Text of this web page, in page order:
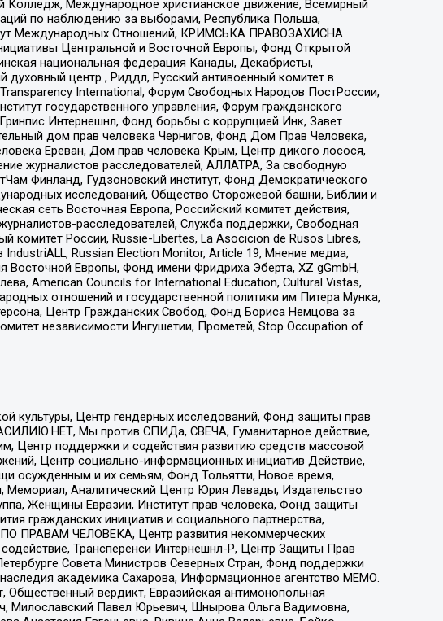
Международное христианское движение, Всемирный
по наблюдению за выборами, Республика Польша,
Международных Отношений, КРИМСЬКА ПРАВОЗАХИСНА
Центральной и Восточной Европы, Фонд Открытой
национальная федерация Канады, Декабристы,
центр , Риддл, Русский антивоенный комитет в
International, Форум Свободных Народов ПостРоссии,
государственного управления, Форум гражданского
Интернешнл, Фонд борьбы с коррупцией Инк, Завет
дом прав человека Чернигов, Фонд Дом Прав Человека,
Ереван, Дом прав человека Крым, Центр дикого лосося,
журналистов расследователей, АЛЛАТРА, За свободную
Финланд, Гудзоновский институт, Фонд Демократического
исследований, Общество Сторожевой башни, Библии и
сеть Восточная Европа, Российский комитет действия,
расследователей, Служба поддержки, Свободная
России, Russie-Libertes, La Asocicion de Rusos Libres,
Russian Election Monitor, Article 19, Мнение медиа,
Восточной Европы, Фонд имени Фридриха Эберта, XZ gGmbH,
American Councils for International Education, Cultural Vistas,
отношений и государственной политики им Питера Мунка,
Центр Гражданских Свобод, Фонд Бориса Немцова за
независимости Ингушетии, Прометей, Stop Occupation of
культуры, Центр гендерных исследований, Фонд защиты прав
Мы против СПИДа, СВЕЧА, Гуманитарное действие,
Центр поддержки и содействия развитию средств массовой
Центр социально-информационных инициатив Действие,
осужденным и их семьям, Фонд Тольятти, Новое время,
Мемориал, Аналитический Центр Юрия Левады, Издательство
Женщины Евразии, Институт прав человека, Фонд защиты
гражданских инициатив и социального партнерства,
ПРАВАМ ЧЕЛОВЕКА, Центр развития некоммерческих
Трансперенси Интернешнл-Р, Центр Защиты Прав
Совета Министров Северных Стран, Фонд поддержки
академика Сахарова, Информационное агентство МЕМО.
вердикт, Евразийская антимонопольная
Милославский Павел Юрьевич, Шнырова Ольга Вадимовна,